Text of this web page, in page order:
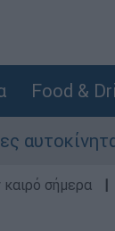
Food &
σήμερα